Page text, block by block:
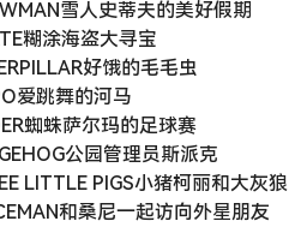
雪人史蒂夫的美好假期
糊涂海盗大寻宝
好饿的毛毛虫
爱跳舞的河马
蜘蛛萨尔玛的足球赛
公园管理员斯派克
LITTLE PIGS小猪柯丽和大灰狼
和桑尼一起访向外星朋友